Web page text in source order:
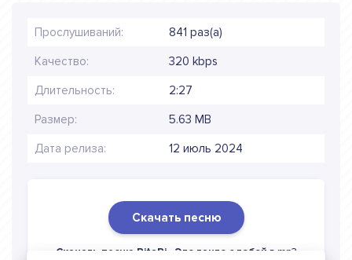
Прослушиваний: 841 раз(а)
Качество: 320 kbps
Длительность: 2:27
Размер: 5.63 MB
Дата релиза: 12 июль 2024
Скачать песню
Скачать песню RitaRi - Это танго с тобой в mp3